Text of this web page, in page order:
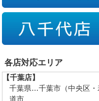
各店対応エリア
【千葉店】
千葉県…千葉市（中央区・
道市